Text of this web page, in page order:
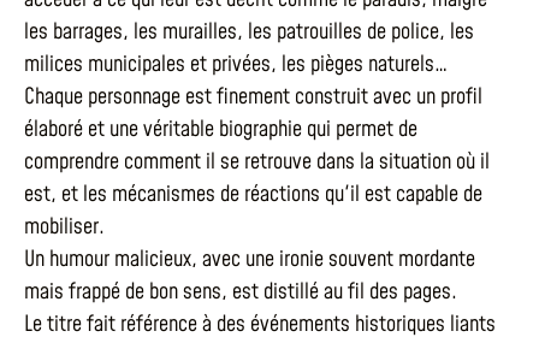
les barrages, les murailles, les patrouilles de police, les
milices municipales et privées, les pièges naturels…
Chaque personnage est finement construit avec un profil
élaboré et une véritable biographie qui permet de
comprendre comment il se retrouve dans la situation où il
est, et les mécanismes de réactions qu'il est capable de
mobiliser.
Un humour malicieux, avec une ironie souvent mordante
mais frappé de bon sens, est distillé au fil des pages.
Le titre fait référence à des événements historiques liants